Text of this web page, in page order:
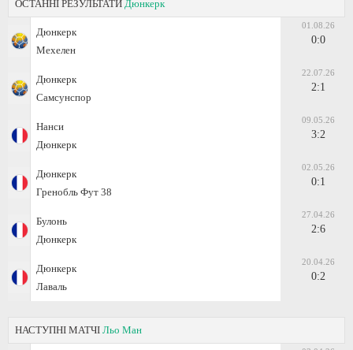
ОСТАННІ РЕЗУЛЬТАТИ Дюнкерк
Дюнкерк
Мехелен
01.08.26
0:0
Дюнкерк
Самсунспор
22.07.26
2:1
Нанси
Дюнкерк
09.05.26
3:2
Дюнкерк
Гренобль Фут 38
02.05.26
0:1
Булонь
Дюнкерк
27.04.26
2:6
Дюнкерк
Лаваль
20.04.26
0:2
НАСТУПНІ МАТЧІ Льо Ман